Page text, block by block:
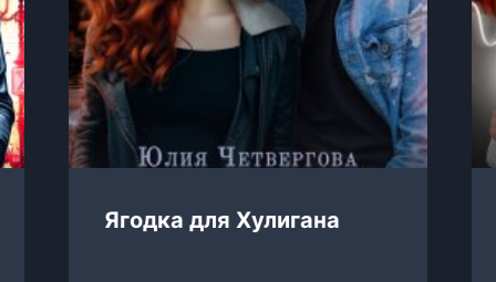
Ягодка для Хулигана